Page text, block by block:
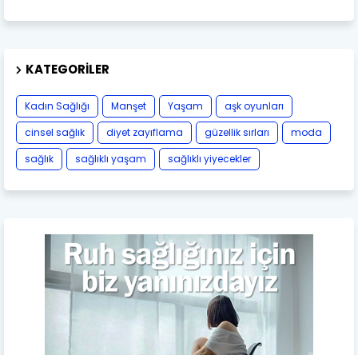
KATEGORILER
Kadın Sağlığı Manşet Yaşam
aşk oyunları
cinsel sağlık
diyet zayıflama güzellik sırları
moda
sağlık
sağlıklı yaşam sağlıklı yiyecekler